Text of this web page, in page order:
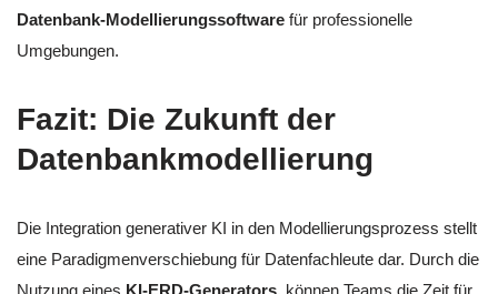
Datenbank-Modellierungssoftware für professionelle
Umgebungen.
Fazit: Die Zukunft der
Datenbankmodellierung
Die Integration generativer KI in den Modellierungsprozess stellt
eine Paradigmenverschiebung für Datenfachleute dar. Durch die